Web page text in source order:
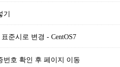
준시로 변경 - CentOS7
번호 확인 후 페이지 이동